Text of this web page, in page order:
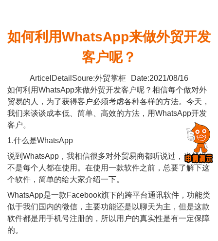
如何利用WhatsApp来做外贸开发
客户呢？
ArticelDetailSoure:外贸掌柜
Date:2021/08/16
如何利用WhatsApp来做外贸开发客户呢？相信每个做对外
贸易的人，为了获得客户必须考虑各种各样的方法。今天，
我们来谈谈成本低、简单、高效的方法，用WhatsApp开发
客户。
1.什么是WhatsApp
说到WhatsApp，我相信很多对外贸易商都听说过，当然也
不是每个人都在使用。在使用一款软件之前，总要了解下这
个软件，简单的给大家介绍一下。
WhatsApp是一款Facebook旗下的跨平台通讯软件，功能类
似于我们国内的微信，主要功能还是以聊天为主，但是这款
软件都是用手机号注册的，所以用户的真实性是有一定保障
的。